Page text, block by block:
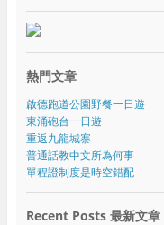
熱門文章
啟德跑道公園野餐一日遊
東涌砲台一日遊
重返九龍城寨
普通話教中文所為何事
單程證制度是時空錯配
Recent Posts 最新文章